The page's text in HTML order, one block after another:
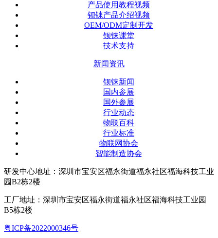
产品使用教程视频
钡铼产品介绍视频
OEM/ODM定制开发
钡铼课堂
技术支持
新闻资讯
钡铼新闻
国内参展
国外参展
行业动态
物联百科
行业标准
物联网协会
智能制造协会
研发中心地址：深圳市宝安区福永街道福永社区福海科技工业
园B2栋2楼
工厂地址：深圳市宝安区福永街道福永社区福海科技工业园
B5栋2楼
粤ICP备2022000346号